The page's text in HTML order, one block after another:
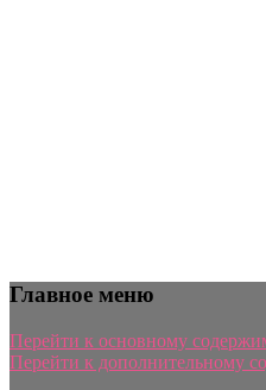
Главное меню
Перейти к основному
Перейти к дополнительному